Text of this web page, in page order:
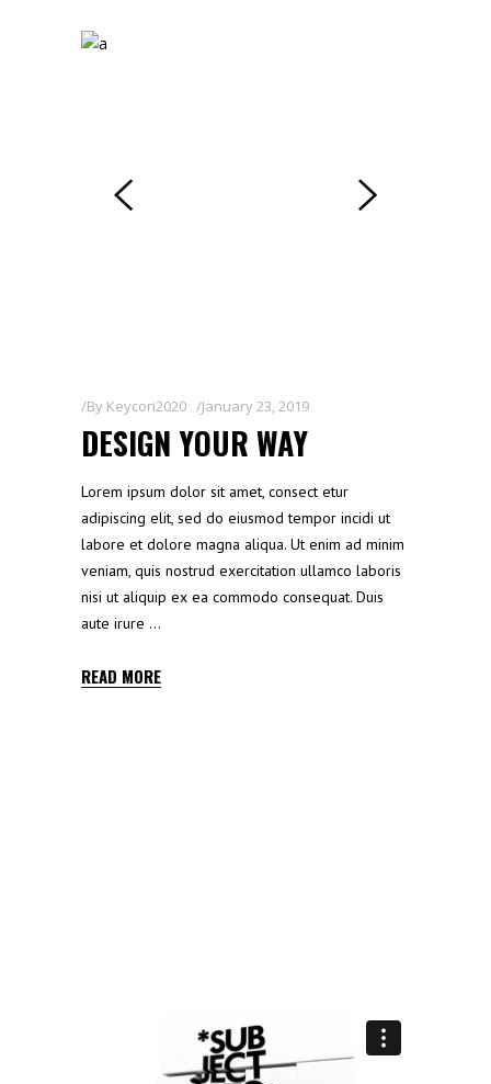
By Keycori2020 January 23, 2019
DESIGN YOUR WAY
Lorem ipsum dolor sit amet, consect etur
adipiscing elit, sed do eiusmod tempor incidi ut
labore et dolore magna aliqua. Ut enim ad minim
veniam, quis nostrud exercitation ullamco laboris
nisi ut aliquip ex ea commodo consequat. Duis
aute irure
READ MORE